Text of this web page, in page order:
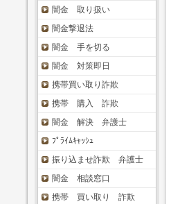
闇金 取り扱い
闇金撃退法
闇金 手を切る
闇金 対策即日
携帯買い取り詐欺
携帯 購入 詐欺
闇金 解決 弁護士
ﾌﾟﾗｲﾑｷｬｯｼｭ
振り込ませ詐欺 弁護士
闇金 相談窓口
携帯 買い取り 詐欺